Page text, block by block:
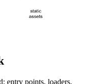
entry points, loaders,